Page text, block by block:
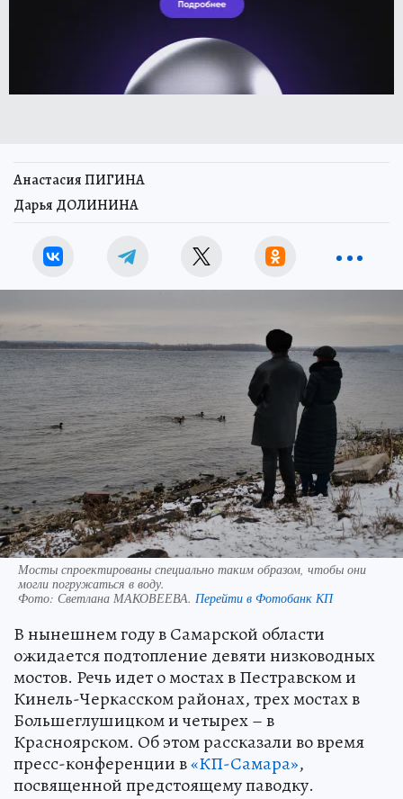
Анастасия ПИГИНА
Дарья ДОЛИНИНА
Мосты спроектированы специально таким образом, чтобы они
могли погружаться в воду.
Фото: Светлана МАКОВЕЕВА. Перейти в Фотобанк КП
В нынешнем году в Самарской области
ожидается подтопление девяти низководных
мостов. Речь идет о мостах в Пестравском и
Кинель-Черкасском районах, трех мостах в
Большеглушицком и четырех – в
Красноярском. Об этом рассказали во время
пресс-конференции в«КП-Самара»,
посвященной предстоящему паводку.